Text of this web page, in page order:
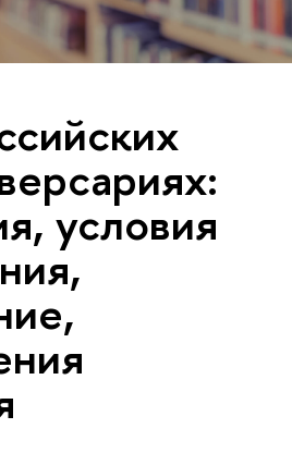
условия